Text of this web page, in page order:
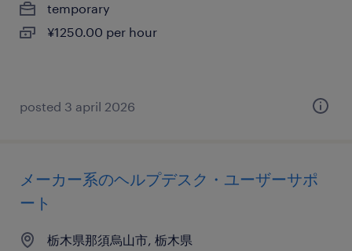
temporary
¥1250.00 per hour
posted 3 april 2026
メーカー系のヘルプデスク・ユーザーサポ
ート
栃木県那須烏山市, 栃木県